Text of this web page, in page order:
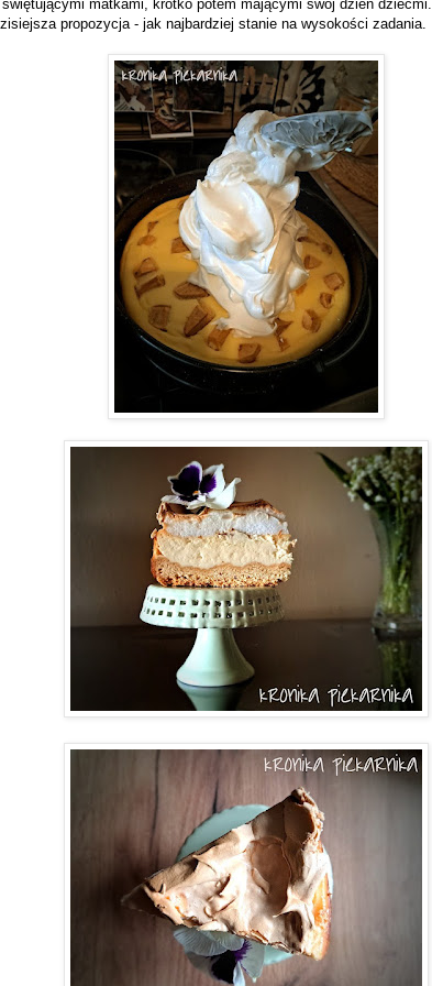
matkami, krótko potem mającymi swój dzień dziećmi.
propozycja - jak najbardziej stanie na wysokości zadania.